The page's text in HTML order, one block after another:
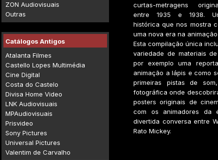
ZON Audiovisuais
Outras
Catálogos Antigos
Atalanta Filmes
Castello Lopes Multimédia
Cine Digital
Costa do Castelo
Divisa Home Video
LNK Audiovisuais
MPAudiovisuais
Prisvideo
Sony Pictures
Universal Pictures
Valentim de Carvalho
curtas-metragens
entre 1935 e 1938.
histórica que nos mostra
uma nova era na
Esta compilação única
variedade de materiais
por exemplo uma
animação a lápis e como
primeiras pistas de
fotográfica onde
posters originais de
com os animadores da
divertida conversa entre
Rato Mickey.